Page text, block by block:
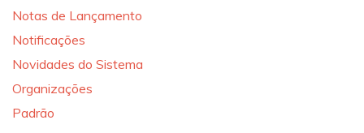
Notas de Lançamento
Notificações
Novidades do Sistema
Organizações
Padrão